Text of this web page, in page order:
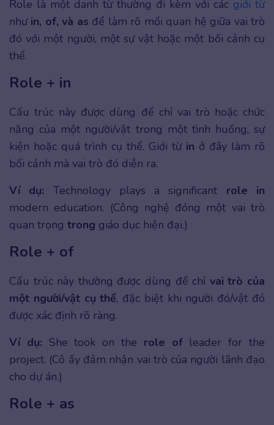
Role là một danh từ thường đi kèm với các giới từ
nhưin, of, và as để làm rõ mối quan hệ giữa vai trò
đó với một người, một sự vật hoặc một bối cảnh cụ
thể.
Role + in
Cấu trúc này được dùng để chỉ vai trò hoặc chức
năng của một người/vật trong một tình huống, sự
kiện hoặc quá trình cụ thể. Giới từ in ở đây làm rõ
bối cảnh mà vai trò đó diễn ra.
Ví dụ: Technology plays a significant role in
modern education. (Công nghệ đóng một vai trò
quan trọng trong giáo dục hiện đại.)
Role + of
Cấu trúc này thường được dùng để chỉ vai trò của
một người/vật cụ thể, đặc biệt khi người đó/vật đó
được xác định rõ ràng.
Ví dụ: She took on the role ofleader for the
project. (Cô ấy đảm nhận vai trò của người lãnh đạo
cho dự án.)
Role + as